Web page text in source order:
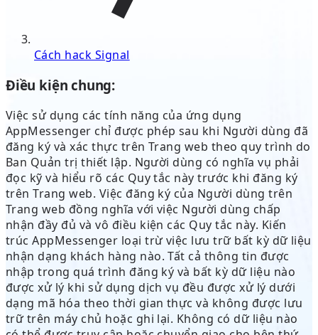
Cách hack Signal
Điều kiện chung:
Việc sử dụng các tính năng của ứng dụng
AppMessenger chỉ được phép sau khi Người dùng đã
đăng ký và xác thực trên Trang web theo quy trình do
Ban Quản trị thiết lập. Người dùng có nghĩa vụ phải
đọc kỹ và hiểu rõ các Quy tắc này trước khi đăng ký
trên Trang web. Việc đăng ký của Người dùng trên
Trang web đồng nghĩa với việc Người dùng chấp
nhận đầy đủ và vô điều kiện các Quy tắc này. Kiến
trúc AppMessenger loại trừ việc lưu trữ bất kỳ dữ liệu
nhận dạng khách hàng nào. Tất cả thông tin được
nhập trong quá trình đăng ký và bất kỳ dữ liệu nào
được xử lý khi sử dụng dịch vụ đều được xử lý dưới
dạng mã hóa theo thời gian thực và không được lưu
trữ trên máy chủ hoặc ghi lại. Không có dữ liệu nào